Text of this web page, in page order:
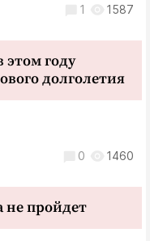
1 1587
этом году
долголетия
0 1460
пройдет